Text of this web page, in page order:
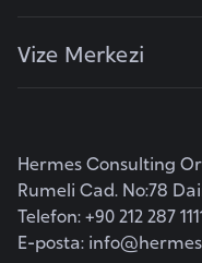
Vize Merkezi
Hermes Consulting
Rumeli Cad. No:78
Telefon: +90 212 287
E-posta:
a
İ
s
v